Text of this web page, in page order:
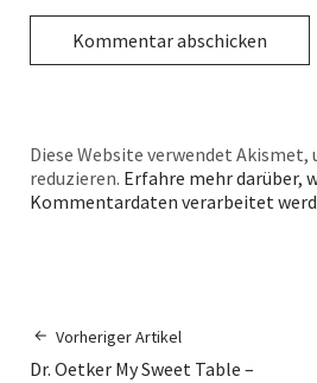
Diese Website verwendet Akismet,
reduzieren. Erfahre mehr darüber,
Kommentardaten verarbeitet
Vorheriger Artikel
Dr. Oetker My Sweet Table –